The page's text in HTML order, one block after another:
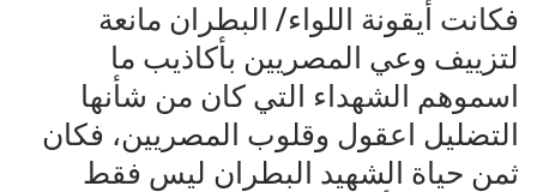
فكانت أيقونة اللواء/ البطران مانعة
لتزييف وعي المصريين بأكاذيب ما
اسموهم الشهداء التي كان من شأنها
التضليل اعقول وقلوب المصريين، فكان
ثمن حياة الشهيد البطران ليس فقط